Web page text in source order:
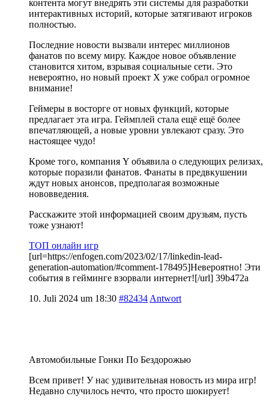
контента могут внедрять эти системы для разработки
интерактивных историй, которые затягивают игроков
полностью.
Последние новости вызвали интерес миллионов
фанатов по всему миру. Каждое новое объявление
становится хитом, взрывая социальные сети. Это
невероятно, но новый проект X уже собрал огромное
внимание!
Геймеры в восторге от новых функций, которые
предлагает эта игра. Геймплей стала ещё ещё более
впечатляющей, а новые уровни увлекают сразу. Это
настоящее чудо!
Кроме того, компания Y объявила о следующих релизах,
которые поразили фанатов. Фанаты в предвкушении
ждут новых анонсов, предполагая возможные
нововведения.
Расскажите этой информацией своим друзьям, пусть
тоже узнают!
ТОП онлайн игр
[url=https://enfogen.com/2023/02/17/linkedin-lead-
generation-automation/#comment-178495]Невероятно! Эти
события в гейминге взорвали интернет![/url] 39b472a
10. Juli 2024 um 18:30 #82434 Antwort
Автомобильные Гонки По Бездорожью
Всем привет! У нас удивительная новость из мира игр!
Недавно случилось нечто, что просто шокирует!